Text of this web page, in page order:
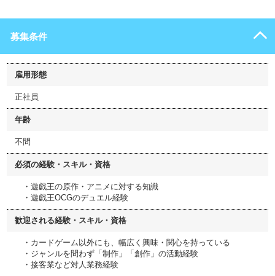
募集条件
雇用形態
正社員
年齢
不問
必須の経験・スキル・資格
・遊戯王の原作・アニメに対する知識
・遊戯王OCGのデュエル経験
歓迎される経験・スキル・資格
・カードゲーム以外にも、幅広く興味・関心を持っている
・ジャンルを問わず「制作」「創作」の活動経験
・接客業など対人業務経験